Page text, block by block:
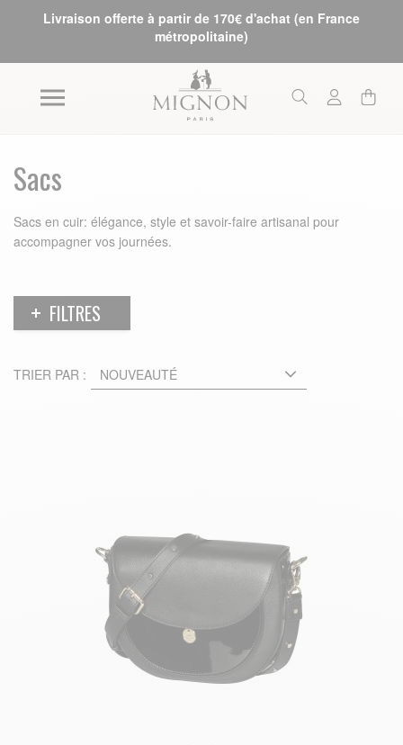
Livraison offerte à partir de 170€ d'achat (en France
métropolitaine)
Sacs
Sacs en cuir: élégance, style et savoir-faire artisanal pour
accompagner vos journées.
FILTRES
TRIER PAR :